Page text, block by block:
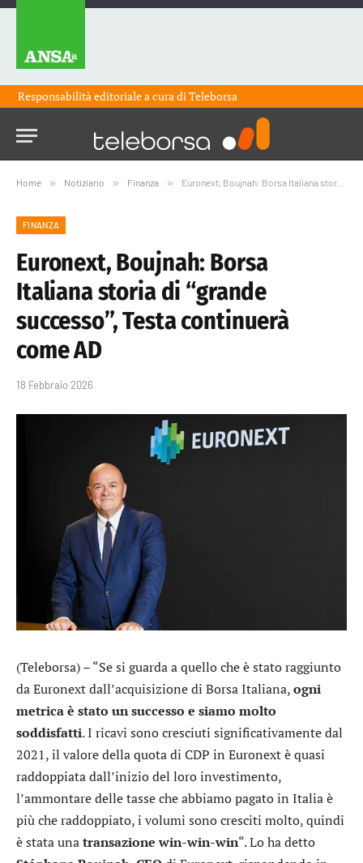
Responsabilità editoriale a cura diTeleborsa
Home » Notiziario » Finanza » Euronext, Boujnah: Borsa Italiana storia di “grande successo”, Testa continuerà come AD
FINANZA
Euronext, Boujnah: Borsa
Italiana storia di “grande
successo”, Testa continuerà
come AD
18 Febbraio 2026
(Teleborsa) – “Se si guarda a quello che è stato raggiunto
daEuronextdall’acquisizione di Borsa Italiana,ogni
metrica è stato un successo e siamo molto
soddisfatti. I ricavi sono cresciuti significativamente dal
2021, il valore della quota di CDP in Euronext è quasi
raddoppiata dall’inizio del loro investimento,
l’ammontare delle tasse che abbiamo pagato in Italia è
più che raddoppiato, i volumi sono cresciti molto, quindi
è stata unatransazione win-win-win“. Lo ha detto